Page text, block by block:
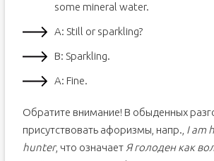
some mineral water.
А: Still or sparkling?
В: Sparkling.
А: Fine.
Обратите внимание! В обыденных
присутствовать афоризмы, напр., I am
hunter, что означает Я голоден как